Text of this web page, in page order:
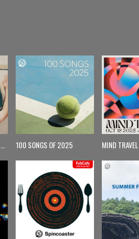
【月曜更新】Monday Spin 100 SONGS OF 2025 MIND TRAVEL